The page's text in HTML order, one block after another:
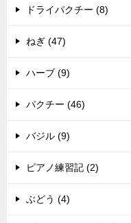
ドライパクチー (8)
ねぎ (47)
ハーブ (9)
パクチー (46)
バジル (9)
ピアノ練習記 (2)
ぶどう (4)